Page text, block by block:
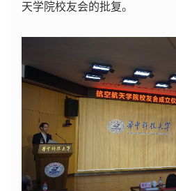
天学院校友会的批复。